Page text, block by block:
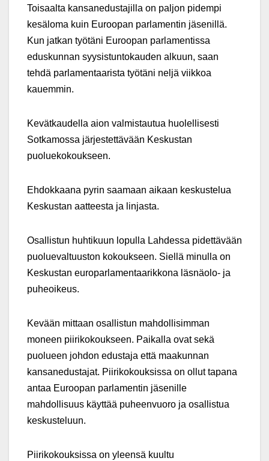
Toisaalta kansanedustajilla on paljon pidempi
kesäloma kuin Euroopan parlamentin jäsenillä.
Kun jatkan työtäni Euroopan parlamentissa
eduskunnan syysistuntokauden alkuun, saan
tehdä parlamentaarista työtäni neljä viikkoa
kauemmin.
Kevätkaudella aion valmistautua huolellisesti
Sotkamossa järjestettävään Keskustan
puoluekokoukseen.
Ehdokkaana pyrin saamaan aikaan keskustelua
Keskustan aatteesta ja linjasta.
Osallistun huhtikuun lopulla Lahdessa pidettävään
puoluevaltuuston kokoukseen. Siellä minulla on
Keskustan europarlamentaarikkona läsnäolo- ja
puheoikeus.
Kevään mittaan osallistun mahdollisimman
moneen piirikokoukseen. Paikalla ovat sekä
puolueen johdon edustaja että maakunnan
kansanedustajat. Piirikokouksissa on ollut tapana
antaa Euroopan parlamentin jäsenille
mahdollisuus käyttää puheenvuoro ja osallistua
keskusteluun.
Piirikokouksissa on yleensä kuultu